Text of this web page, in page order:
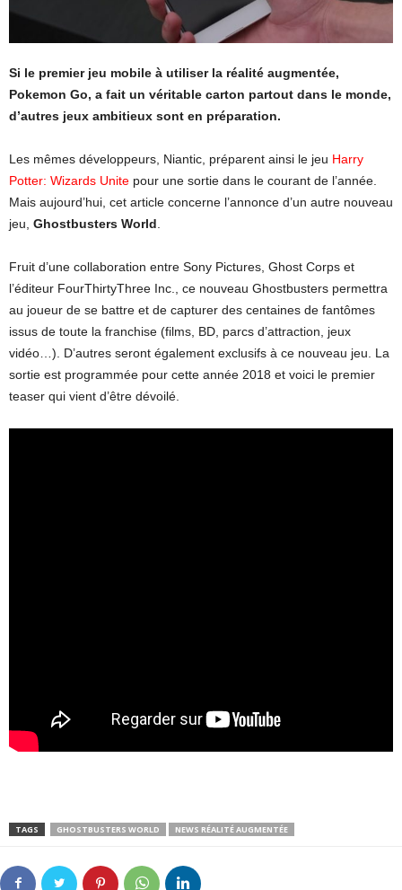
Si le premier jeu mobile à utiliser la réalité augmentée,
Pokemon Go, a fait un véritable carton partout dans le monde,
d’autres jeux ambitieux sont en préparation.
Les mêmes développeurs, Niantic, préparent ainsi le jeu Harry
Potter: Wizards Unite pour une sortie dans le courant de l’année.
Mais aujourd’hui, cet article concerne l’annonce d’un autre nouveau
jeu, Ghostbusters World
Fruit d’une collaboration entre Sony Pictures, Ghost Corps et
l’éditeur FourThirtyThree Inc., ce nouveau Ghostbusters permettra
au joueur de se battre et de capturer des centaines de fantômes
issus de toute la franchise (films, BD, parcs d’attraction, jeux
vidéo…). D’autres seront également exclusifs à ce nouveau jeu. La
sortie est programmée pour cette année 2018 et voici le premier
teaser qui vient d’être dévoilé.
TAGS GHOSTBUSTERS WORLD NEWS RÉALITÉ AUGMENTÉE